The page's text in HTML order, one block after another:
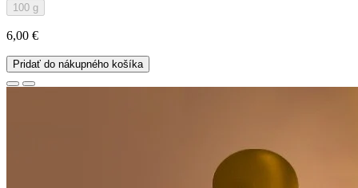
100 g
6,00 €
Pridať do nákupného košíka